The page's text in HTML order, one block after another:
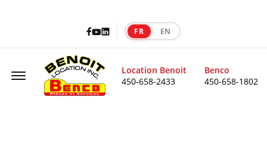
Facebook
Youtube
LinkedIn
FR | EN
Offcanvas Menu Open
Location Benoit
450-658-2433
Benco
450-658-1802